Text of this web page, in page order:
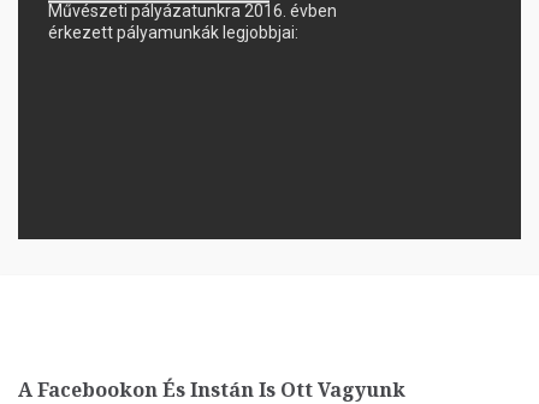
Művészeti pályázatunkra 2016. évben
érkezett pályamunkák legjobbjai:
A Facebookon És Instán Is Ott Vagyunk